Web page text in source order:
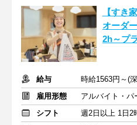
【すき
オーダ
2h～プ
給与
時給1563円～(
雇用形態
アルバイト・パ
シフト
週2日以上 1日2